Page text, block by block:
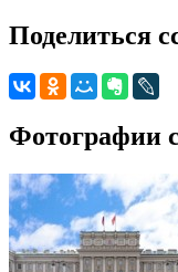
Поделиться
Фотографии